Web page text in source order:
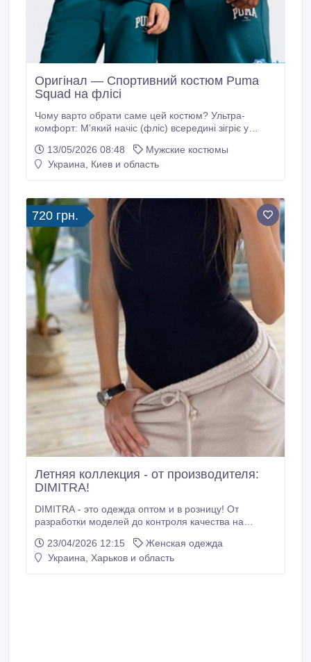
Оригінал — Спортивний костюм Puma
Squad на флісі
Чому варто обрати саме цей костюм? Ультра-
комфорт: М’який начіс (фліс) всередині зігріє у
затишок. Дизайн: Полегшений оверсайз крій, що не
сковує рухів. Якість: Оригінальна фурнітура та
активного відпочинку, так і для міських прогулянок.
13/05/2026 08:48
Мужские костюмы
Украина, Киев и область
720 грн.
Летняя коллекция - от производителя:
DIMITRA!
DIMITRA - это одежда оптом и в розницу! От
разработки моделей до контроля качества на
стабильную себестоимость, соблюдать сроки и
сохранять предсказуемые условия сотрудничества
23/04/2026 12:15
Женская одежда
Украина, Харьков и область